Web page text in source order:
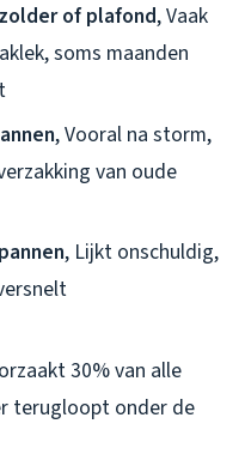
of plafond, Vaak
soms maanden
, Vooral na storm,
van oude
, Lijkt onschuldig,
30% van alle
terugloopt onder de